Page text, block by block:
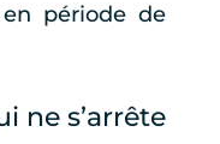
période de
ne s’arrête